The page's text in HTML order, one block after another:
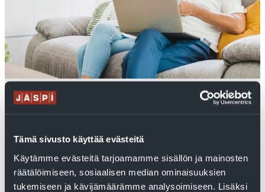
Tämä sivusto käyttää evästeitä
Käytämme evästeitä tarjoamamme sisällön ja mainosten
räätälöimiseen, sosiaalisen median ominaisuuksien
tukemiseen ja kävijämäärämme analysoimiseen. Lisäksi
Hyödynnä
kotitalousvähennys tai
öljylämmityksestä
luopujan avustus